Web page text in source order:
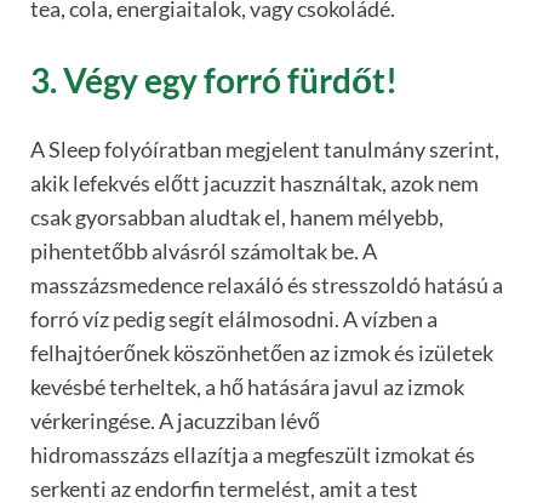
tea, cola, energiaitalok, vagy csokoládé.
3. Végy egy forró fürdőt!
A Sleep folyóíratban megjelent tanulmány szerint,
akik lefekvés előtt jacuzzit használtak, azok nem
csak gyorsabban aludtak el, hanem mélyebb,
pihentetőbb alvásról számoltak be. A
masszázsmedence relaxáló és stresszoldó hatású a
forró víz pedig segít elálmosodni. A vízben a
felhajtóerőnek köszönhetően az izmok és izületek
kevésbé terheltek, a hő hatására javul az izmok
vérkeringése. A jacuzziban lévő
hidromasszázs ellazítja a megfeszült izmokat és
serkenti az endorfin termelést, amit a test